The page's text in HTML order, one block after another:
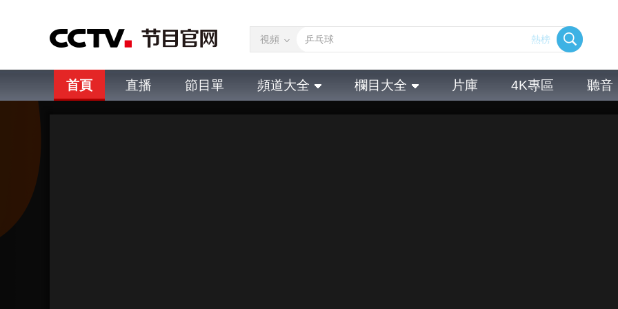
視頻 熱榜
首頁 直播 節目單 頻道大全 欄目大全 片庫 4K專區 聽音